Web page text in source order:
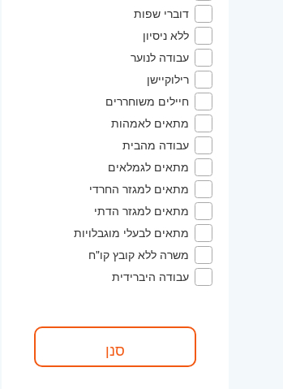
דוברי שפות
ללא ניסיון
עבודה לנוער
רילוקיישן
חיילים משוחררים
מתאים לאמהות
עבודה מהבית
מתאים לגמלאים
מתאים למגזר החרדי
מתאים למגזר הדתי
מתאים לבעלי מוגבלויות
משרה ללא קובץ קו"ח
עבודה היברידית